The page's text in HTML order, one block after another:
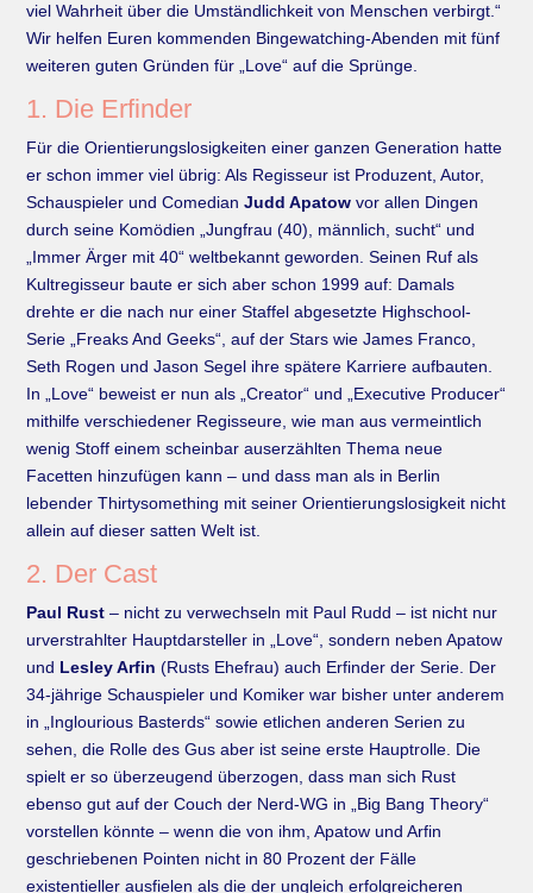
viel Wahrheit über die Umständlichkeit von Menschen verbirgt.“
Wir helfen Euren kommenden Bingewatching-Abenden mit fünf
weiteren guten Gründen für „Love“ auf die Sprünge.
1. Die Erfinder
Für die Orientierungslosigkeiten einer ganzen Generation hatte
er schon immer viel übrig: Als Regisseur ist Produzent, Autor,
Schauspieler und ComedianJudd Apatow vor allen Dingen
durch seine Komödien „Jungfrau (40), männlich, sucht“ und
„Immer Ärger mit 40“ weltbekannt geworden. Seinen Ruf als
Kultregisseur baute er sich aber schon 1999 auf: Damals
drehte er die nach nur einer Staffel abgesetzte Highschool-
Serie „Freaks And Geeks“, auf der Stars wie James Franco,
Seth Rogen und Jason Segel ihre spätere Karriere aufbauten.
In „Love“ beweist er nun als „Creator“ und „Executive Producer“
mithilfe verschiedener Regisseure, wie man aus vermeintlich
wenig Stoff einem scheinbar auserzählten Thema neue
Facetten hinzufügen kann – und dass man als in Berlin
lebender Thirtysomething mit seiner Orientierungslosigkeit nicht
allein auf dieser satten Welt ist.
2. Der Cast
Paul Rust – nicht zu verwechseln mit Paul Rudd – ist nicht nur
urverstrahlter Hauptdarsteller in „Love“, sondern neben Apatow
und Lesley Arfin (Rusts Ehefrau) auch Erfinder der Serie. Der
34-jährige Schauspieler und Komiker war bisher unter anderem
in „Inglourious Basterds“ sowie etlichen anderen Serien zu
sehen, die Rolle des Gus aber ist seine erste Hauptrolle. Die
spielt er so überzeugend überzogen, dass man sich Rust
ebenso gut auf der Couch der Nerd-WG in „Big Bang Theory“
vorstellen könnte – wenn die von ihm, Apatow und Arfin
geschriebenen Pointen nicht in 80 Prozent der Fälle
existentieller ausfielen als die der ungleich erfolgreicheren